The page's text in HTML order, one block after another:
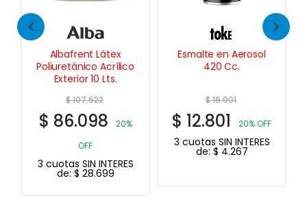
Esmalte en Aerosol
420 Cc.
$16.001
$12.801 20% OFF
3 cuotas SIN INTERES
$4.267
Cetol Balance
Belleza Natural al
$50.658
$ 40.526
20%
OFF